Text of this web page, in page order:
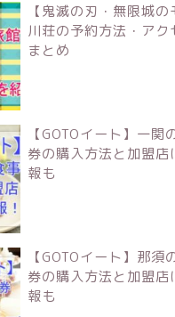
【鬼滅の刃・無限城
川荘の予約方法・ア
まとめ
【GOTOイート】一
券の購入方法と加盟店
報も
【GOTOイート】那
券の購入方法と加盟店
報も